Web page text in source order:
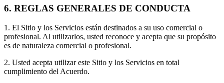
6. REGLAS GENERALES DE CONDUCTA
1. El Sitio y los Servicios están destinados a su uso comercial o
profesional. Al utilizarlos, usted reconoce y acepta que su propósito
es de naturaleza comercial o profesional.
2. Usted acepta utilizar este Sitio y los Servicios en total
cumplimiento del Acuerdo.